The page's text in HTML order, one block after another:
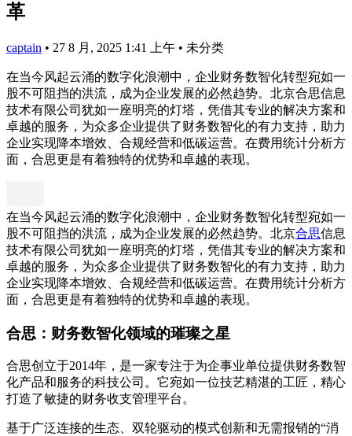
革
captain • 27 8 月, 2025 1:41 上午 • 未分类
在当今风起云涌的数字化浪潮中，企业财务数智化转型宛如一
股不可阻挡的洪流，成为企业发展的必然趋势。北京合思信息
技术有限公司犹如一座明亮的灯塔，凭借其专业的解决方案和
卓越的服务，为众多企业提供了财务数智化的有力支持，助力
企业实现降本增效、合规经营和低碳运营。在费用统计分析方
面，合思更是有着独特的优势和卓越的表现。
在当今风起云涌的数字化浪潮中，企业财务数智化转型宛如一
股不可阻挡的洪流，成为企业发展的必然趋势。北京合思信息
技术有限公司犹如一座明亮的灯塔，凭借其专业的解决方案和
卓越的服务，为众多企业提供了财务数智化的有力支持，助力
企业实现降本增效、合规经营和低碳运营。在费用统计分析方
面，合思更是有着独特的优势和卓越的表现。
合思：财务数智化领域的璀璨之星
合思创立于2014年，是一家专注于为企事业单位提供财务数智
化产品和服务的科技公司。它宛如一位技艺精湛的工匠，精心
打造了敏捷的财务收支管理平台。
基于广泛连接的生态、双轮驱动的模式创新和无需报销的“消